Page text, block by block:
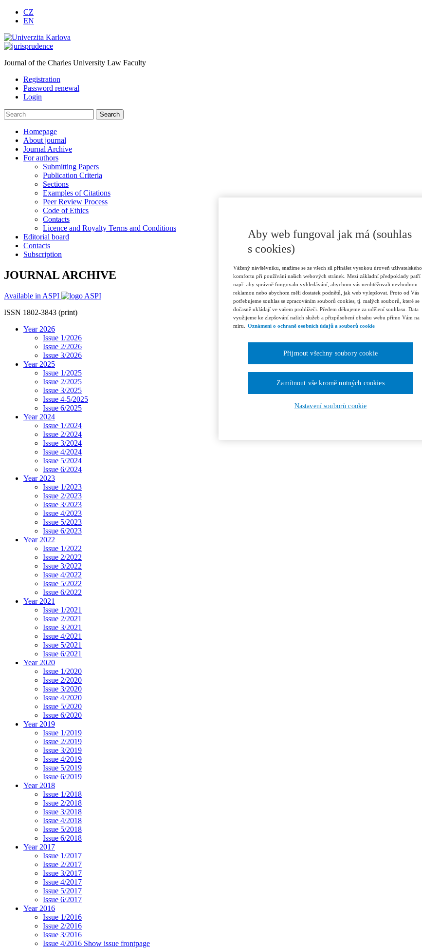
CZ
EN
Journal of the Charles University Law Faculty
Registration
Password renewal
Login
Homepage
About journal
Journal Archive
For authors
Submitting Papers
Publication Criteria
Sections
Examples of Citations
Peer Review Process
Code of Ethics
Contacts
Licence and Royalty Terms and Conditions
Editorial board
Contacts
Subscription
JOURNAL ARCHIVE
Available in ASPI
ISSN 1802-3843 (print)
Year 2026
Issue 1/2026
Issue 2/2026
Issue 3/2026
Year 2025
Issue 1/2025
Issue 2/2025
Issue 3/2025
Issue 4-5/2025
Issue 6/2025
Year 2024
Issue 1/2024
Issue 2/2024
Issue 3/2024
Issue 4/2024
Issue 5/2024
Issue 6/2024
Year 2023
Issue 1/2023
Issue 2/2023
Issue 3/2023
Issue 4/2023
Issue 5/2023
Issue 6/2023
Year 2022
Issue 1/2022
Issue 2/2022
Issue 3/2022
Issue 4/2022
Issue 5/2022
Issue 6/2022
Year 2021
Issue 1/2021
Issue 2/2021
Issue 3/2021
Issue 4/2021
Issue 5/2021
Issue 6/2021
Year 2020
Issue 1/2020
Issue 2/2020
Issue 3/2020
Issue 4/2020
Issue 5/2020
Issue 6/2020
Year 2019
Issue 1/2019
Issue 2/2019
Issue 3/2019
Issue 4/2019
Issue 5/2019
Issue 6/2019
Year 2018
Issue 1/2018
Issue 2/2018
Issue 3/2018
Issue 4/2018
Issue 5/2018
Issue 6/2018
Year 2017
Issue 1/2017
Issue 2/2017
Issue 3/2017
Issue 4/2017
Issue 5/2017
Issue 6/2017
Year 2016
Issue 1/2016
Issue 2/2016
Issue 3/2016
Issue 4/2016 Show issue frontpage
Aby web fungoval jak má (souhlas
s cookies)
Vážený návštěvníku, snažíme se ze všech sil přinášet vysokou úroveň uživatelského
komfortu při používání našich webových stránek. Mezi základní předpoklady patří
např. aby správně fungovalo vyhledávání, abychom vás neobtěžovali nevhodnou
reklamou nebo abychom měli dostatek podnětů, jak web vylepšovat. Proto od Vás
potřebujeme souhlas se zpracováním souborů cookies, tj. malých souborů, které se
dočasně ukládají ve vašem prohlížeči. Předem děkujeme za udělení souhlasu. Data
využijeme ke zlepšování našich služeb a přizpůsobení obsahu webu přímo Vám na
míru.
Oznámení o ochraně osobních údajů a souborů cookie
Nastavení souborů cookie
Zamítnout vše kromě nutných cookies
Přijmout všechny soubory cookie